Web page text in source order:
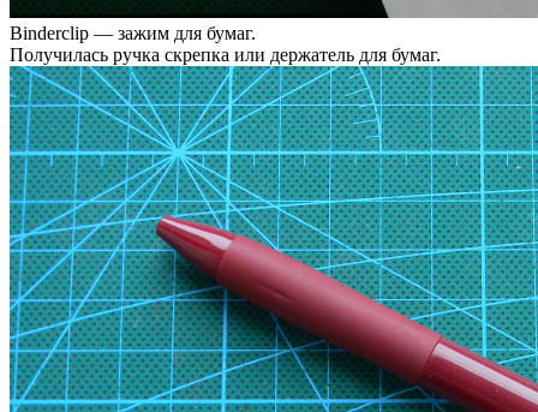
Binderclip — зажим для бумаг.
Получилась ручка скрепка или держатель для бумаг.